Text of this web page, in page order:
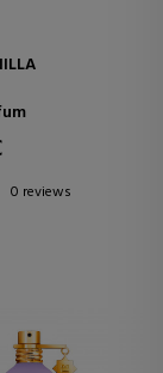
0 reviews